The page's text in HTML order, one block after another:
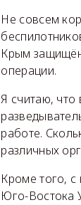
Не совсем
Крым
операции.
Я считаю,
работе.
различных
Кроме того,
Юго-Востока